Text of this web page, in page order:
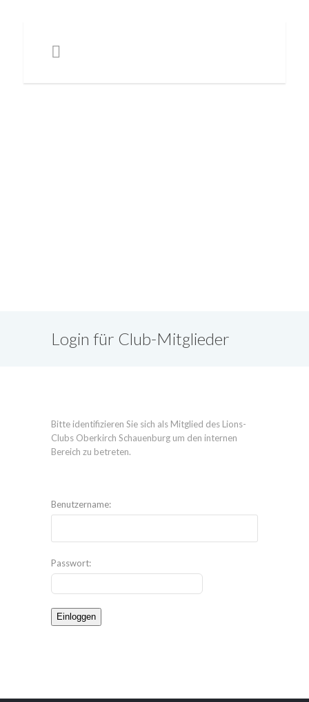
Login für Club-Mitglieder
Bitte identifizieren Sie sich als Mitglied des Lions-
Clubs Oberkirch Schauenburg um den internen
Bereich zu betreten.
Benutzername:
Passwort: